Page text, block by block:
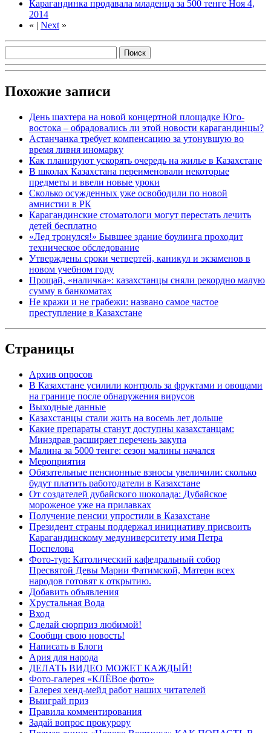
Карагандинка продавала младенца за 500 тенге Ноя 4,
2014
« | Next »
Похожие записи
День шахтера на новой концертной площадке Юго-
востока – обрадовались ли этой новости карагандинцы?
Астанчанка требует компенсацию за утонувшую во
время ливня иномарку
Как планируют ускорять очередь на жилье в Казахстане
В школах Казахстана переименовали некоторые
предметы и ввели новые уроки
Сколько осужденных уже освободили по новой
амнистии в РК
Карагандинские стоматологи могут перестать лечить
детей бесплатно
«Лед тронулся!» Бывшее здание боулинга проходит
техническое обследование
Утверждены сроки четвертей, каникул и экзаменов в
новом учебном году
Прощай, «наличка»: казахстанцы сняли рекордно малую
сумму в банкоматах
Не кражи и не грабежи: названо самое частое
преступление в Казахстане
Страницы
Архив опросов
В Казахстане усилили контроль за фруктами и овощами
на границе после обнаружения вирусов
Выходные данные
Казахстанцы стали жить на восемь лет дольше
Какие препараты станут доступны казахстанцам:
Минздрав расширяет перечень закупа
Малина за 5000 тенге: сезон малины начался
Мероприятия
Обязательные пенсионные взносы увеличили: сколько
будут платить работодатели в Казахстане
От создателей дубайского шоколада: Дубайское
мороженое уже на прилавках
Получение пенсии упростили в Казахстане
Президент страны поддержал инициативу присвоить
Карагандинскому медуниверситету имя Петра
Поспелова
Фото-тур: Католический кафедральный собор
Пресвятой Девы Марии Фатимской, Матери всех
народов готовят к открытию.
Добавить объявления
Хрустальная Вода
Вход
Сделай сюрприз любимой!
Сообщи свою новость!
Написать в Блоги
Ария для народа
ДЕЛАТЬ ВИДЕО МОЖЕТ КАЖДЫЙ!
Фото-галерея «КЛЁВое фото»
Галерея хенд-мейд работ наших читателей
Выиграй приз
Правила комментирования
Задай вопрос прокурору